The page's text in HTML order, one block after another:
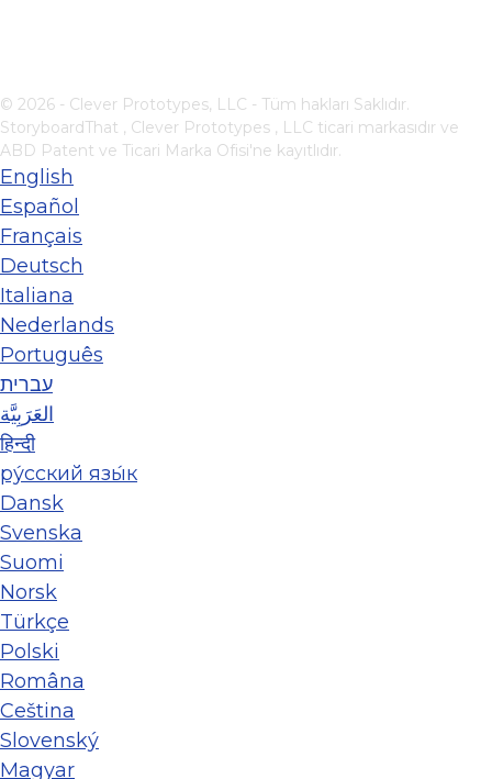
© 2026 - Clever Prototypes, LLC - Tüm hakları Saklıdır.
StoryboardThat , Clever Prototypes , LLC ticari markasıdır ve
ABD Patent ve Ticari Marka Ofisi'ne kayıtlıdır.
English
Español
Français
Deutsch
Italiana
Nederlands
Português
עברית
العَرَبِيَّة
हिन्दी
ру́сский язы́к
Dansk
Svenska
Suomi
Norsk
Türkçe
Polski
Româna
Ceština
Slovenský
Magyar